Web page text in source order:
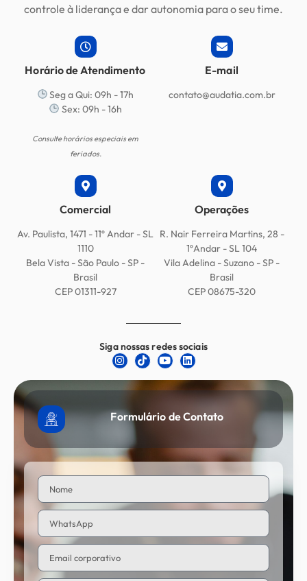
controle à liderança e dar autonomia para o seu time.
Horário de Atendimento
Seg a Qui: 09h - 17h
Sex: 09h - 16h
Consulte horários especiais em
feriados.
E-mail
contato@audatia.com.br
Comercial
Av. Paulista, 1471 - 11º Andar - SL
1110
Bela Vista - São Paulo - SP -
Brasil
CEP 01311-927
Operações
R. Nair Ferreira Martins, 28 -
1ºAndar - SL 104
Vila Adelina - Suzano - SP -
Brasil
CEP 08675-320
Siga nossas redes sociais
Formulário de Contato